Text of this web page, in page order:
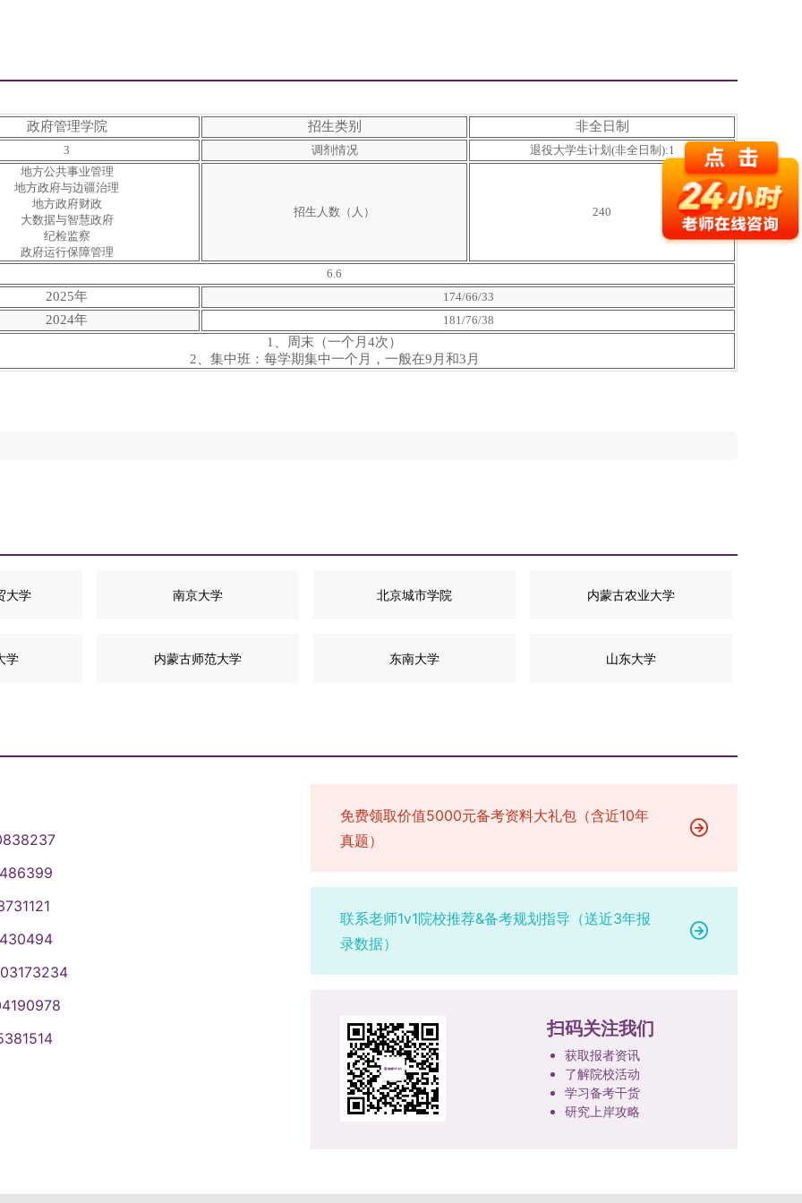
政府管理学院 招生类别 非全日制
3 调剂情况
退役大学生计划(非全日制):1
地方公共事业管理
地方政府与边疆治理
地方政府财政
大数据与智慧政府
纪检监察
政府运行保障管理
招生人数（人） 240
6.6
2025年 174/66/33
2024年 181/76/38
1、周末（一个月4次）
2、集中班：每学期集中一个月，一般在9月和3月
大学 南京大学 北京城市学院 内蒙古农业大学
学 内蒙古师范大学 东南大学 山东大学
免费领取价值5000元备考资料大礼包（含近10年
真题）
联系老师1v1院校推荐&备考规划指导（送近3年报
录数据）
扫码关注我们
获取报者资讯
了解院校活动
学习备考干货
研究上岸攻略